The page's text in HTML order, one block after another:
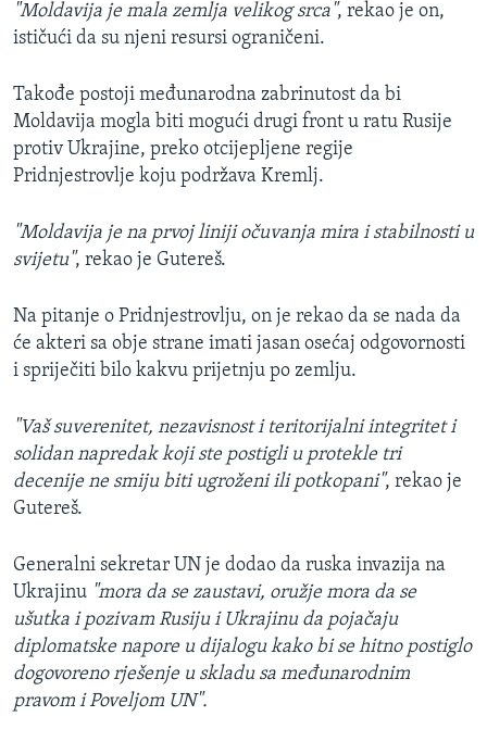
"Moldavija je mala zemlja velikog srca", rekao je on,
ističući da su njeni resursi ograničeni.
Takođe postoji međunarodna zabrinutost da bi
Moldavija mogla biti mogući drugi front u ratu Rusije
protiv Ukrajine, preko otcijepljene regije
Pridnjestrovlje koju podržava Kremlj.
"Moldavija je na prvoj liniji očuvanja mira i stabilnosti u
svijetu", rekao je Gutereš.
Na pitanje o Pridnjestrovlju, on je rekao da se nada da
će akteri sa obje strane imati jasan osećaj odgovornosti
i spriječiti bilo kakvu prijetnju po zemlju.
"Vaš suverenitet, nezavisnost i teritorijalni integritet i
solidan napredak koji ste postigli u protekle tri
decenije ne smiju biti ugroženi ili potkopani", rekao je
Gutereš.
Generalni sekretar UN je dodao da ruska invazija na
Ukrajinu "mora da se zaustavi, oružje mora da se
ušutka i pozivam Rusiju i Ukrajinu da pojačaju
diplomatske napore u dijalogu kako bi se hitno postiglo
dogovoreno rješenje u skladu sa međunarodnim
pravom i Poveljom UN".